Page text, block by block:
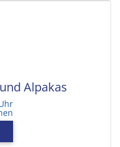
Alpakas